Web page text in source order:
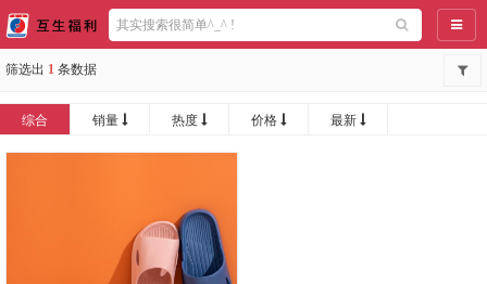
导航
筛选出 1 条数据
综合 销量 热度 价格 最新